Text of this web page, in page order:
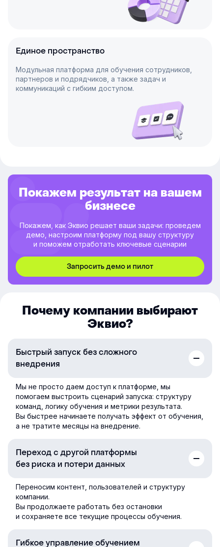
Единое пространство
Модульная платформа для обучения сотрудников,
партнеров и подрядчиков, а также задач и
коммуникаций с гибким доступом.
Покажем результат на вашем
бизнесе
Покажем, как Эквио решает ваши задачи: проведем
демо, настроим платформу под вашу структуру
и поможем отработать ключевые сценарии
Запросить демо и пилот
Почему компании выбирают
Эквио?
Быстрый запуск без сложного
внедрения
Мы не просто даем доступ к платформе, мы
помогаем выстроить сценарий запуска: структуру
команд, логику обучения и метрики результата.
Вы быстрее начинаете получать эффект от обучения,
а не тратите месяцы на внедрение.
Переход с другой платформы
без риска и потери данных
Переносим контент, пользователей и структуру
компании.
Вы продолжаете работать без остановки
и сохраняете все текущие процессы обучения.
Гибкое управление обучением